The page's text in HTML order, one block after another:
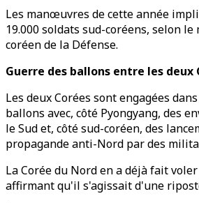
Les manœuvres de cette année
19.000 soldats sud-coréens, selon
coréen de la Défense.
Guerre des ballons entre les deux
Les deux Corées sont engagées
ballons avec, côté Pyongyang, des
le Sud et, côté sud-coréen, des
propagande anti-Nord par des
La Corée du Nord en a déjà fait
affirmant qu'il s'agissait d'une